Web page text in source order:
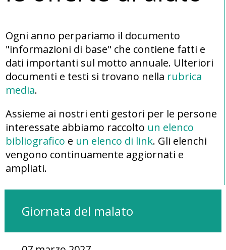
Ogni anno perpariamo il documento
"informazioni di base" che contiene fatti e
dati importanti sul motto annuale. Ulteriori
documenti e testi si trovano nella rubrica
media.
Assieme ai nostri enti gestori per le persone
interessate abbiamo raccolto un elenco
bibliografico e un elenco di link. Gli elenchi
vengono continuamente aggiornati e
ampliati.
Giornata del malato